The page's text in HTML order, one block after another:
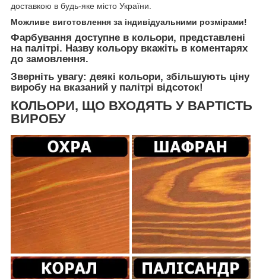
доставкою в будь-яке місто України.
Можливе виготовлення за індивідуальними розмірами!
Фарбування доступне в кольори, представлені
на палітрі. Назву кольору вкажіть в коментарях
до замовлення.
Зверніть увагу: деякі кольори, збільшують ціну
виробу на вказаний у палітрі відсоток!
КОЛЬОРИ, ЩО ВХОДЯТЬ У ВАРТІСТЬ
ВИРОБУ